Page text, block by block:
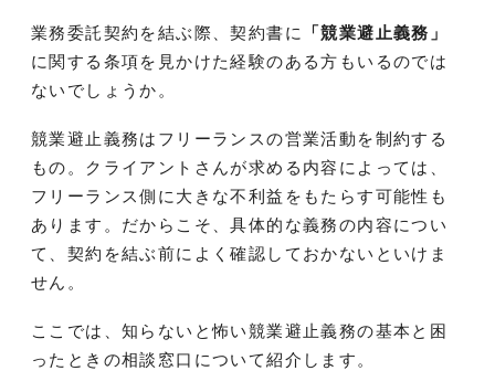
業務委託契約を結ぶ際、契約書に
「競業避止義務」
に関する条項を見かけた経験のある方もいるのでは
ないでしょうか。
競業避止義務はフリーランスの営業活動を制約する
もの。クライアントさんが求める内容によっては、
フリーランス側に大きな不利益をもたらす可能性も
あります。だからこそ、具体的な義務の内容につい
て、契約を結ぶ前によく確認しておかないといけま
せん。
ここでは、知らないと怖い競業避止義務の基本と困
ったときの相談窓口について紹介します。